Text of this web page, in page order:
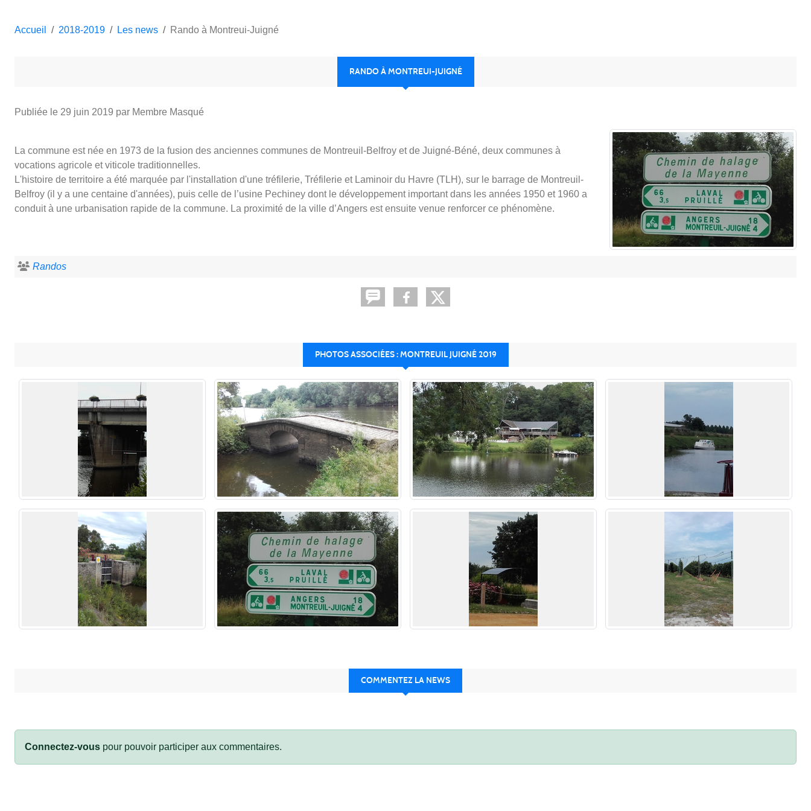
Accueil 2018-2019 Les news Rando à Montreui-Juigné
RANDO À MONTREUI-JUIGNÉ
Publiée le 29 juin 2019 par Membre Masqué
La commune est née en 1973 de la fusion des anciennes communes de Montreuil-Belfroy et de Juigné-Béné, deux communes à
vocations agricole et viticole traditionnelles.
L'histoire de territoire a été marquée par l'installation d'une tréfilerie, Tréfilerie et Laminoir du Havre (TLH), sur le barrage de Montreuil-
Belfroy (il y a une centaine d'années), puis celle de l’usine Pechiney dont le développement important dans les années 1950 et 1960 a
conduit à une urbanisation rapide de la commune. La proximité de la ville d’Angers est ensuite venue renforcer ce phénomène.
Randos
PHOTOS ASSOCIÉES : MONTREUIL JUIGNÉ 2019
COMMENTEZ LA NEWS
Connectez-vous pour pouvoir participer aux commentaires.